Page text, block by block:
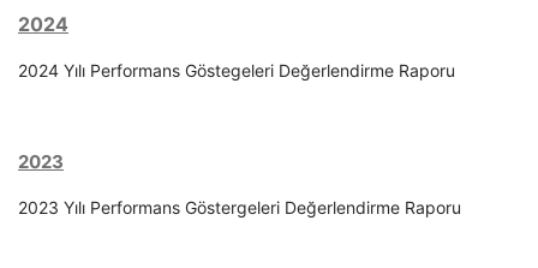
2024
2024 Yılı Performans Göstegeleri Değerlendirme Raporu
2023
2023 Yılı Performans Göstergeleri Değerlendirme Raporu